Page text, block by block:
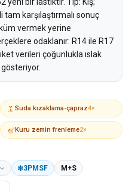
karşılaştırmalı sonuç
vermek yerine
odaklanır: R14 ile R17
verileri çoğunlukla ıslak
Suda kızaklama-çapraz4×
Kuru zemin frenleme2×
3PMSF M+S